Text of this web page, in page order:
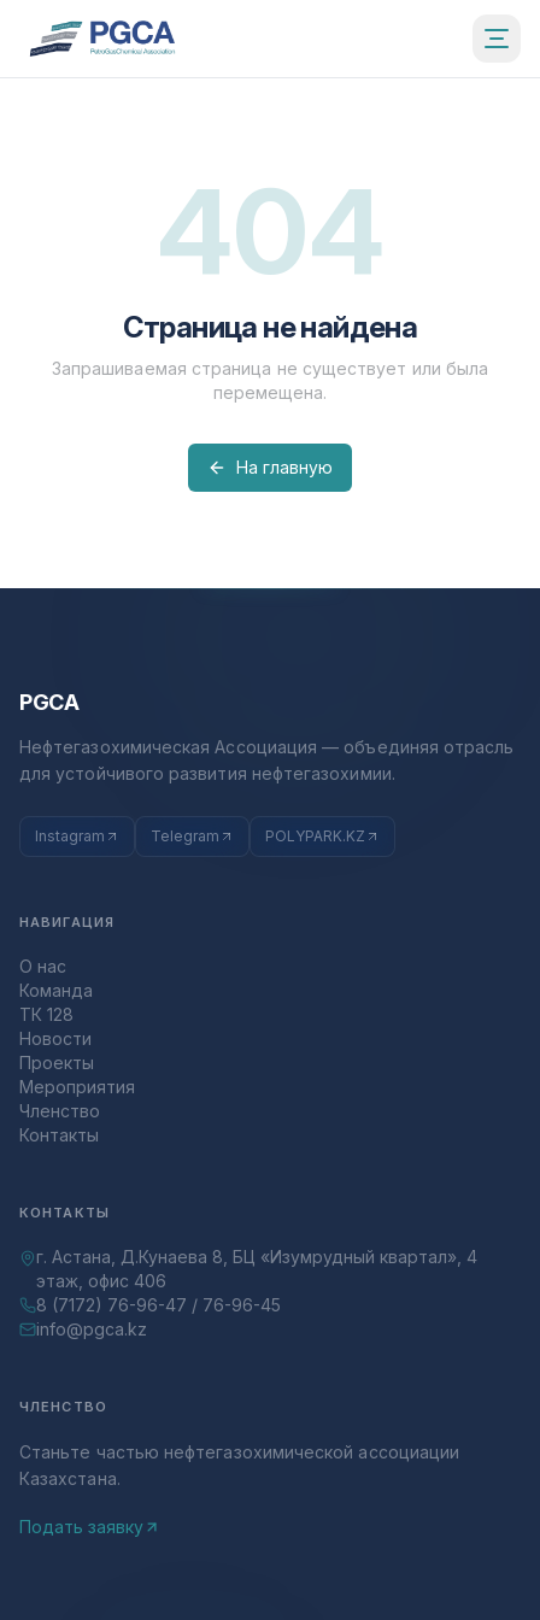
404
Страница не найдена
Запрашиваемая страница не существует или была
перемещена.
На главную
PGCA
Нефтегазохимическая Ассоциация — объединяя отрасль
для устойчивого развития нефтегазохимии.
Instagram Telegram POLYPARK.KZ
НАВИГАЦИЯ
О нас
Команда
ТК 128
Новости
Проекты
Мероприятия
Членство
Контакты
КОНТАКТЫ
г. Астана, Д.Кунаева 8, БЦ «Изумрудный квартал», 4
этаж, офис 406
8 (7172) 76-96-47 / 76-96-45
info@pgca.kz
ЧЛЕНСТВО
Станьте частью нефтегазохимической ассоциации
Казахстана.
Подать заявку